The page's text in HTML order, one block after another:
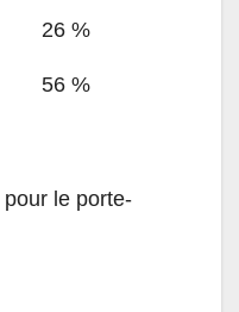
26 %
56 %
le porte-